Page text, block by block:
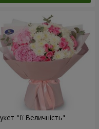
"Її Величність"